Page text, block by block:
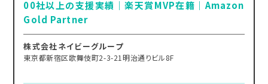
00社以上の支援実績｜楽天賞MVP在籍｜Amazon
Gold Partner
株式会社ネイビーグループ
東京都新宿区歌舞伎町2-3-21明治通りビル8F